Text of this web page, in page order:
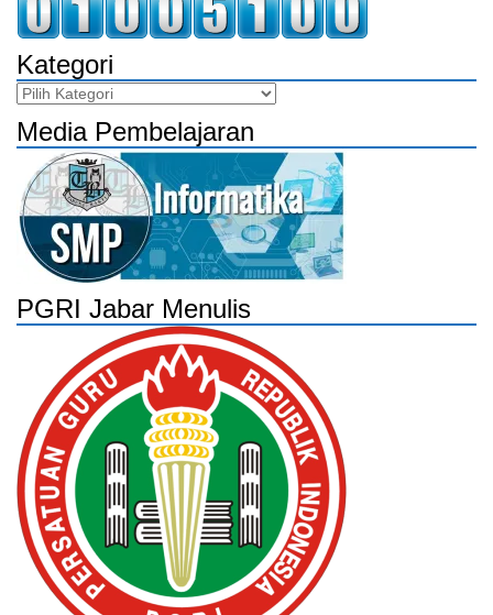
Kategori
Kategori
Media Pembelajaran
PGRI Jabar Menulis